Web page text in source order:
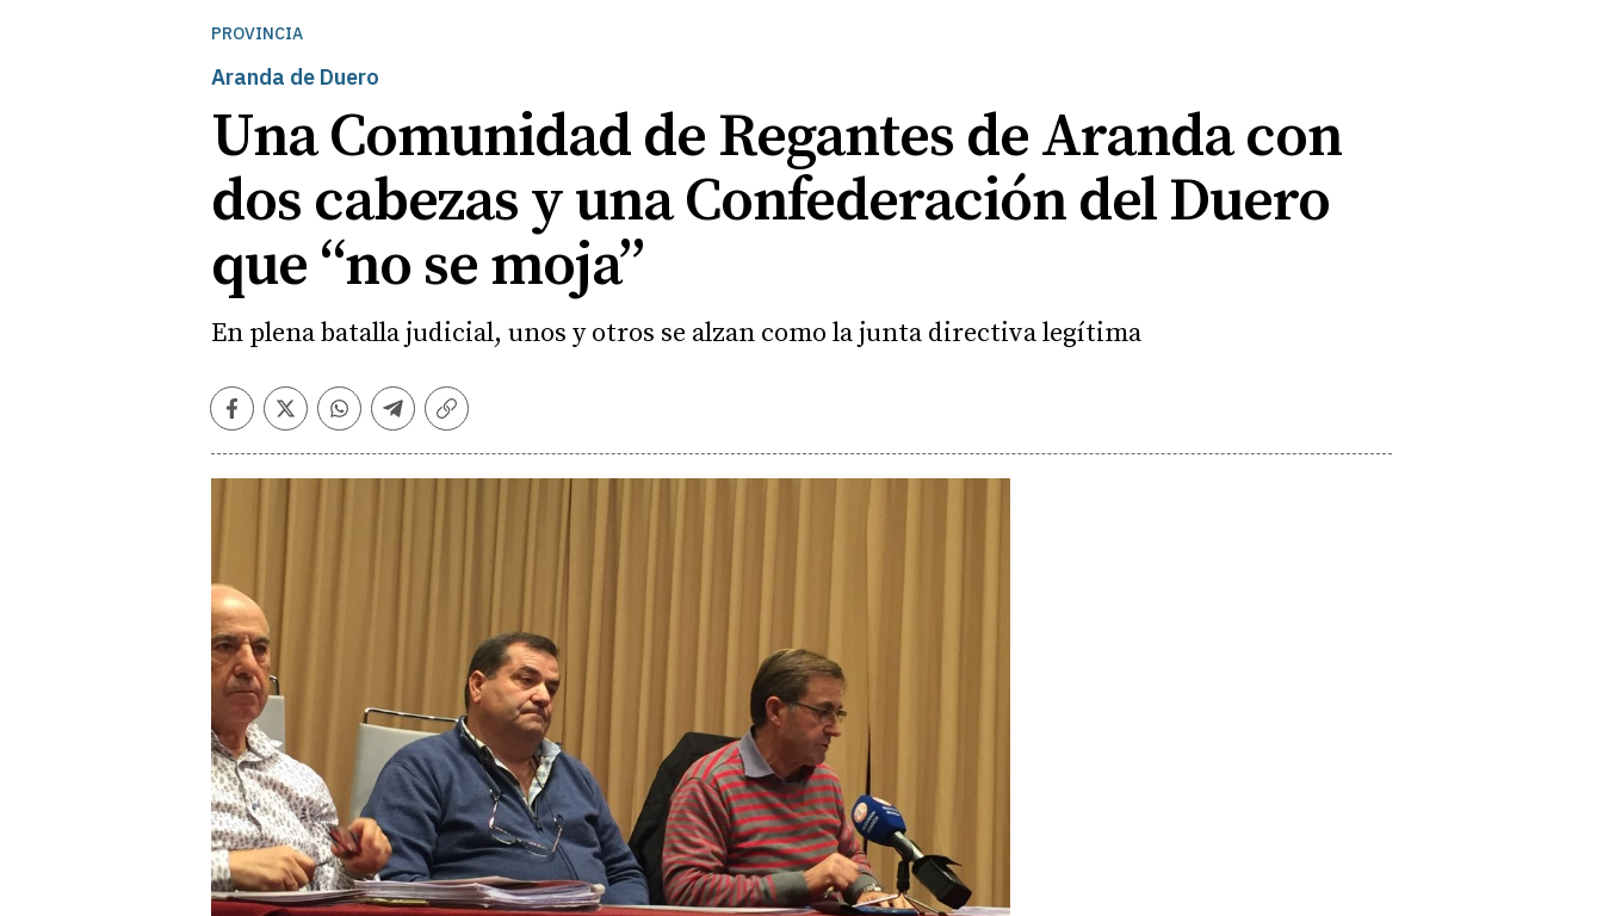
PROVINCIA
Aranda de Duero
Una Comunidad de Regantes de Aranda con
dos cabezas y una Confederación del Duero
que “no se moja”
En plena batalla judicial, unos y otros se alzan como la junta directiva legítima
Facebook
TwitterWhatsapp
Telegram
Copiar